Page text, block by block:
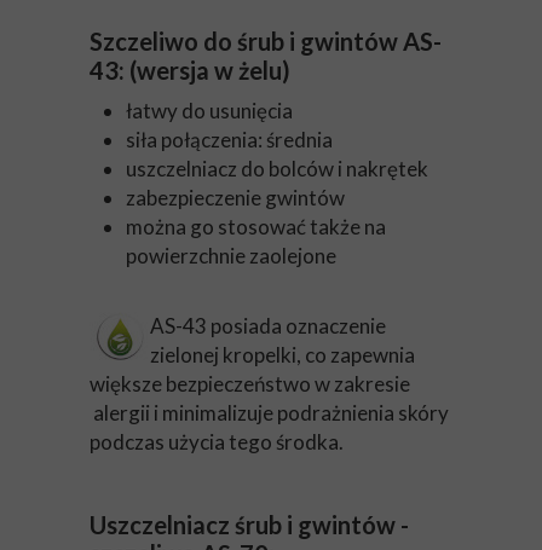
Szczeliwo do śrub i gwintów AS-
43: (wersja w żelu)
łatwy do usunięcia
siła połączenia: średnia
uszczelniacz do bolców i nakrętek
zabezpieczenie gwintów
można go stosować także na
powierzchnie zaolejone
AS-43 posiada oznaczenie
zielonej kropelki, co zapewnia
większe bezpieczeństwo w zakresie
alergii i minimalizuje podrażnienia skóry
podczas użycia tego środka.
Uszczelniacz śrub i gwintów -